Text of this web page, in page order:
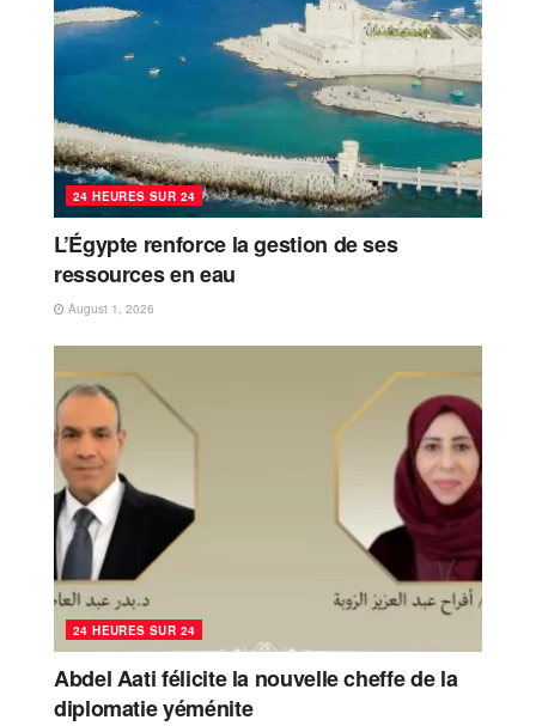
24 HEURES SUR 24
L’Égypte renforce la gestion de ses
ressources en eau
August 1, 2026
24 HEURES SUR 24
Abdel Aati félicite la nouvelle cheffe de la
diplomatie yéménite